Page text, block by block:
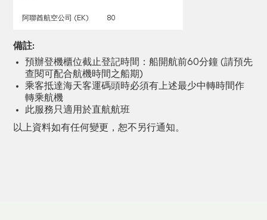
阿聯酋航空公司 (EK) 80
備註:
預辦登機櫃位截止登記時間：船開航前60分鐘 (請預先
查閱可配合航機時間之船期)
乘客抵達海天客運碼頭時必須有上述最少中轉時間作
轉乘航機
此服務只適用於直航航班
以上資料如有任何變更，恕不另行通知。